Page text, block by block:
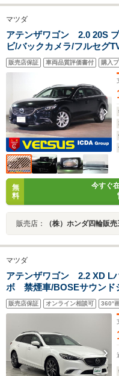
マツダ
アテンザワゴン 2.0 20S
ビ/バックカメラ/フルセグ
ス/ETC/インテリキー/LED
キ/パーキングセンサー/レ
販売店保証 車両品質評価書付 購入
無
料
今すぐ
販売店： （株）ホンダ四輪販
マツダ
アテンザワゴン 2.2 XD L
ボ 禁煙車/BOSEサウンド
ズコントロール/ブラインド
トブレーキサポート/車線逸
クモニター/プッシュスター
販売店保証 オンライン相談可 360°